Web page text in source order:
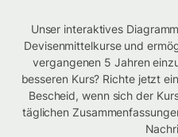
Unser interaktives
Devisenmittelkurse und
vergangenen 5 Jahren
besseren Kurs? Richte jetzt
Bescheid, wenn sich der
täglichen